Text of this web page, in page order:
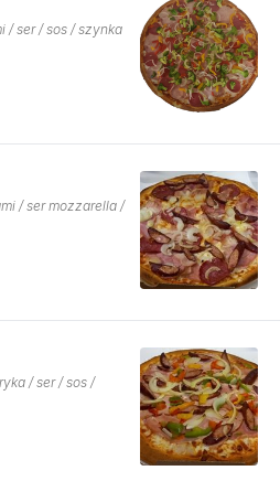
/ ser / sos / szynka
/ ser mozzarella /
/ ser / sos /